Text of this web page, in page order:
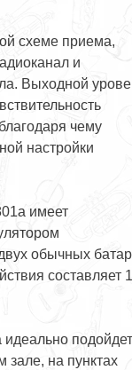
схеме приема,
и
Выходной
чему
настройки
имеет
обычных
составляет
зале, на пунктах